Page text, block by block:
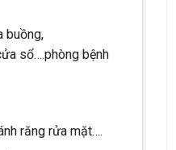
buồng,
sổ….phòng bệnh
răng rửa mặt….